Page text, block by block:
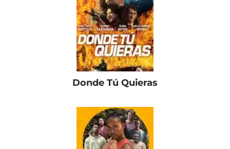
Donde Tú Quieras